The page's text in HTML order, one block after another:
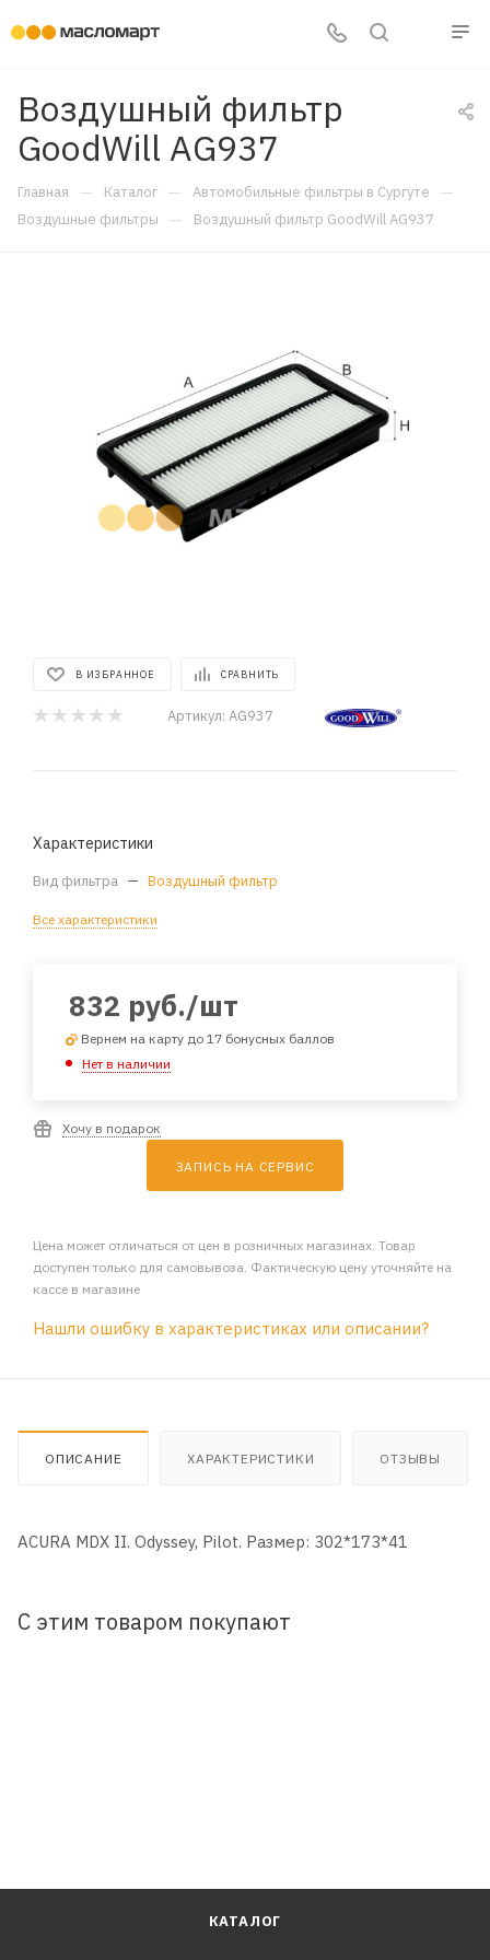
Воздушный фильтр
GoodWill AG937
Главная — Каталог — Автомобильные фильтры в Сургуте —
Воздушные фильтры — Воздушный фильтр GoodWill AG937
В ИЗБРАННОЕ СРАВНИТЬ
Артикул: AG937
Характеристики
Вид фильтра — Воздушный фильтр
Все характеристики
832 руб./шт
Вернем на карту до 17 бонусных баллов
Нет в наличии
Хочу в подарок
ЗАПИСЬ НА СЕРВИС
Цена может отличаться от цен в розничных магазинах. Товар
доступен только для самовывоза. Фактическую цену уточняйте на
кассе в магазине
Нашли ошибку в характеристиках или описании?
ОПИСАНИЕ ХАРАКТЕРИСТИКИ ОТЗЫВЫ
ACURA MDX II. Odyssey, Pilot. Размер: 302*173*41
С этим товаром покупают
КАТАЛОГ